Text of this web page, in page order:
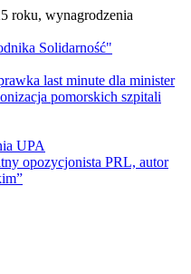
roku, wynagrodzenia
Solidarność"
last minute dla minister
pomorskich szpitali
UPA
opozycjonista PRL, autor